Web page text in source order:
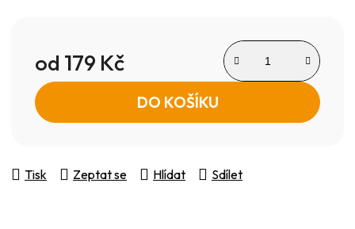
od 179 Kč
Měrná cena:
DO KOŠÍKU
Tisk Zeptat se Hlídat Sdílet